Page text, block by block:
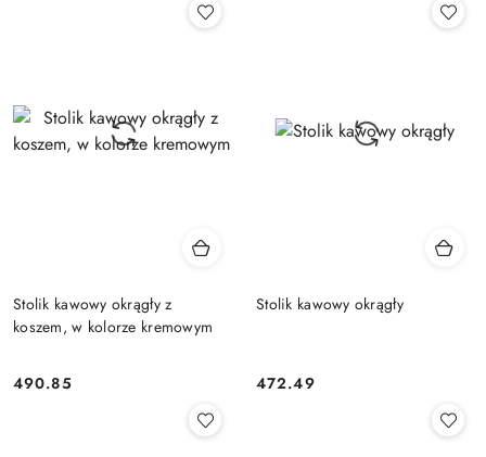
Stolik kawowy okrągły z
koszem, w kolorze kremowym
Cena:
490.85
Stolik kawowy okrągły
Cena:
472.49